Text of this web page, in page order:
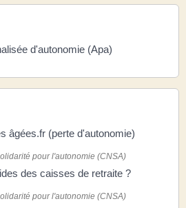
d'autonomie (Apa)
âgées.fr (perte d'autonomie)
pour l'autonomie (CNSA)
des caisses de retraite ?
pour l'autonomie (CNSA)